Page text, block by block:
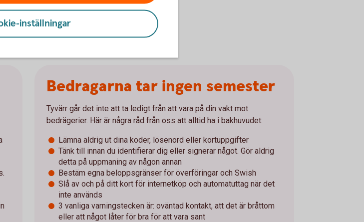
via telefon
enkelt ansluta det till
Bedragarna tar ingen semester
Tyvärr går det inte att ta ledigt från att vara på din vakt mot
bedrägerier. Här är några råd från oss att alltid ha i bakhuvudet:
Lämna aldrig ut dina koder, lösenord eller kortuppgifter
Tänk till innan du identifierar dig eller signerar något. Gör aldrig
detta på uppmaning av någon annan
Bestäm egna beloppsgränser för överföringar och Swish
Slå av och på ditt kort för internetköp och automatuttag när det
inte används
3 vanliga varningstecken är: oväntad kontakt, att det är bråttom
eller att något låter för bra för att vara sant
inställningar